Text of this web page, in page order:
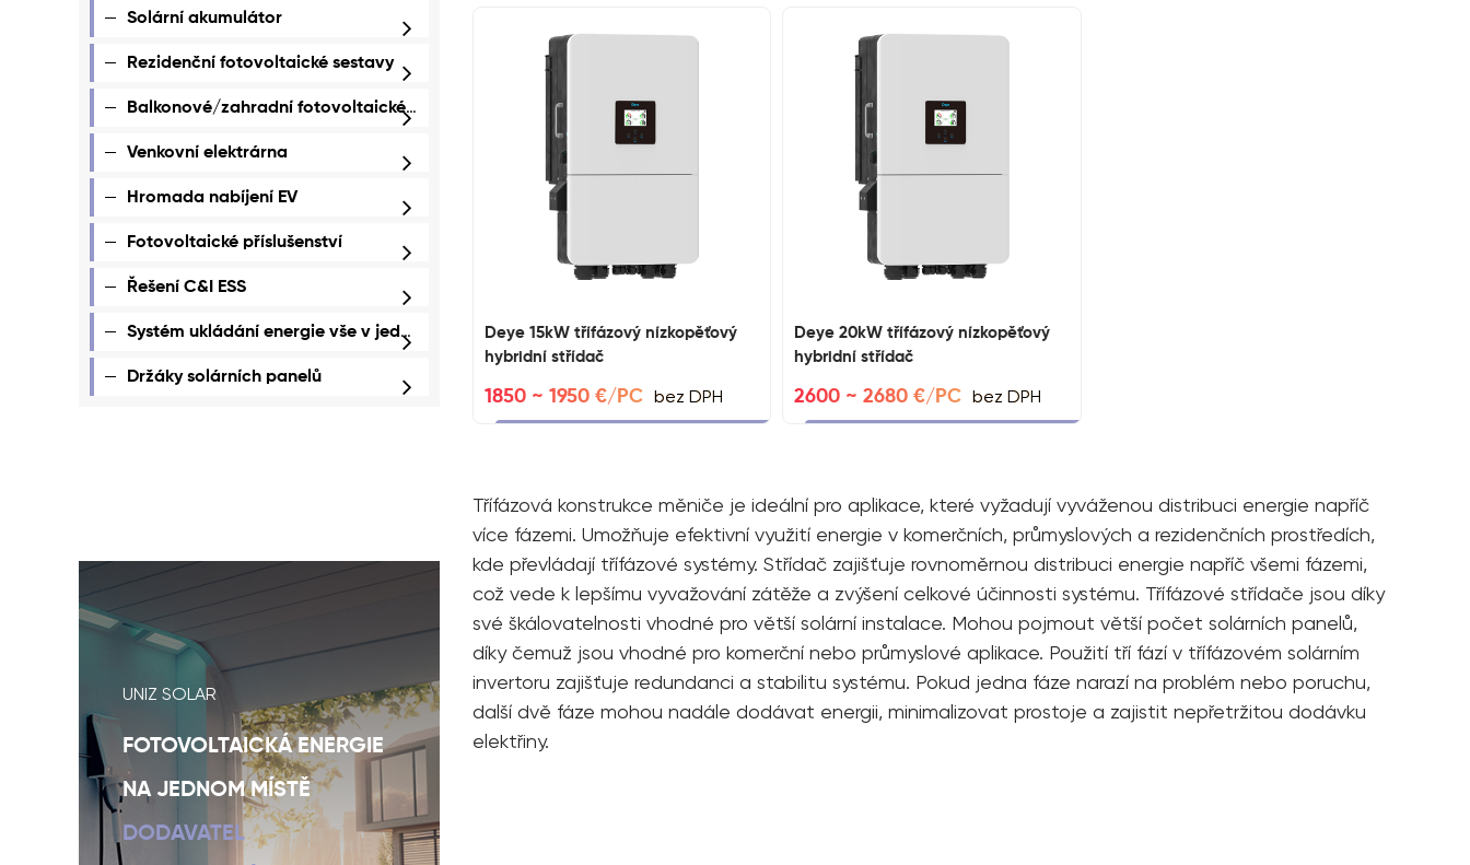
Solární akumulátor
Rezidenční fotovoltaické sestavy
Balkonové/zahradní fotovoltaické sestavy
Venkovní elektrárna
Hromada nabíjení EV
Fotovoltaické příslušenství
Řešení C&I ESS
Systém ukládání energie vše v jednom
Držáky solárních panelů
UNIZ SOLAR
FOTOVOLTAICKÁ ENERGIE
NA JEDNOM MÍSTĚ
DODAVATEL
Deye 15kW třífázový nízkopěťový
hybridní střídač
1850 ~ 1950 €/PC bez DPH
Deye 20kW třífázový nízkopěťový
hybridní střídač
2600 ~ 2680 €/PC bez DPH
Třífázová konstrukce měniče je ideální pro aplikace, které vyžadují vyváženou distribuci energie napříč
více fázemi. Umožňuje efektivní využití energie v komerčních, průmyslových a rezidenčních prostředích,
kde převládají třífázové systémy. Střídač zajišťuje rovnoměrnou distribuci energie napříč všemi fázemi,
což vede k lepšímu vyvažování zátěže a zvýšení celkové účinnosti systému. Třífázové střídače jsou díky
své škálovatelnosti vhodné pro větší solární instalace. Mohou pojmout větší počet solárních panelů,
díky čemuž jsou vhodné pro komerční nebo průmyslové aplikace. Použití tří fází v třífázovém solárním
invertoru zajišťuje redundanci a stabilitu systému. Pokud jedna fáze narazí na problém nebo poruchu,
další dvě fáze mohou nadále dodávat energii, minimalizovat prostoje a zajistit nepřetržitou dodávku
elektřiny.